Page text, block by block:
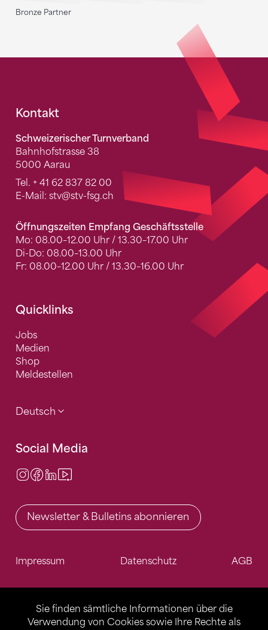
Sie finden sämtliche Informationen über die
Verwendung von Cookies sowie Ihre Rechte als
Bronze Partner
Fusszeile
Kontakt
Schweizerischer Turnverband
Bahnhofstrasse 38
5000 Aarau
Tel. + 41 62 837 82 00
E-Mail: stv@stv-fsg.ch
Öffnungszeiten Empfang Geschäftsstelle
Mo: 08.00–12.00 Uhr / 13.30–17.00 Uhr
Di-Do: 08.00–13.00 Uhr
Fr: 08.00–12.00 Uhr / 13.30–16.00 Uhr
Quicklinks
Jobs
Medien
Shop
Meldestellen
Deutsch
Social Media
Instagram
Facebook
LinkedIn
Newsletter & Bulletins abonnieren
Impressum Datenschutz AGB